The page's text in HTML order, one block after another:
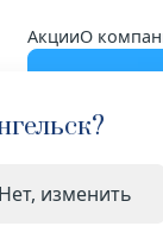
АкцииО
?
Нет, изменить
Лечебная